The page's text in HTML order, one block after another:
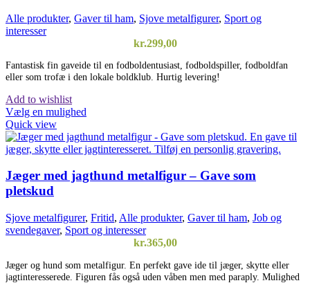
Alle produkter, Gaver til ham, Sjove metalfigurer, Sport og
interesser
kr.299,00
Fantastisk fin gaveide til en fodboldentusiast, fodboldspiller, fodboldfan
eller som trofæ i den lokale boldklub. Hurtig levering!
Add to wishlist
Vælg en mulighed
har
flere
Mulighederne
kan
varesiden
Quick view
Jæger med jagthund metalfigur – Gave som
pletskud
Sjove metalfigurer, Fritid, Alle produkter, Gaver til ham, Job og
svendegaver, Sport og interesser
kr.365,00
Jæger og hund som metalfigur. En perfekt gave ide til jæger, skytte eller
jagtinteresserede. Figuren fås også uden våben men med paraply. Mulighed